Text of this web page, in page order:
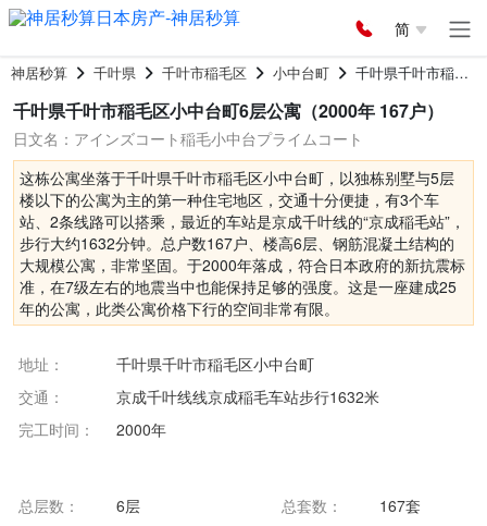
简
神居秒算 千叶県 千叶市稲毛区 小中台町 千叶県千叶市稲毛区小中台町6层公寓
千叶県千叶市稲毛区小中台町6层公寓（2000年 167户）
日文名：アインズコート稲毛小中台プライムコート
这栋公寓坐落于千叶県千叶市稲毛区小中台町，以独栋别墅与5层
楼以下的公寓为主的第一种住宅地区，交通十分便捷，有3个车
站、2条线路可以搭乘，最近的车站是京成千叶线的“京成稲毛站”，
步行大约1632分钟。总户数167户、楼高6层、钢筋混凝土结构的
大规模公寓，非常坚固。于2000年落成，符合日本政府的新抗震标
准，在7级左右的地震当中也能保持足够的强度。这是一座建成25
年的公寓，此类公寓价格下行的空间非常有限。
地址：
千叶県千叶市稲毛区小中台町
交通：
京成千叶线线京成稲毛车站步行1632米
完工时间：
2000年
总层数： 6层 总套数：
167套